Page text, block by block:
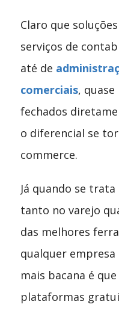
Claro que
serviços de
até de
comerciais, quase
fechados
o diferencial se
commerce.
Já quando se
tanto no varejo
das melhores
qualquer
mais bacana é
plataformas